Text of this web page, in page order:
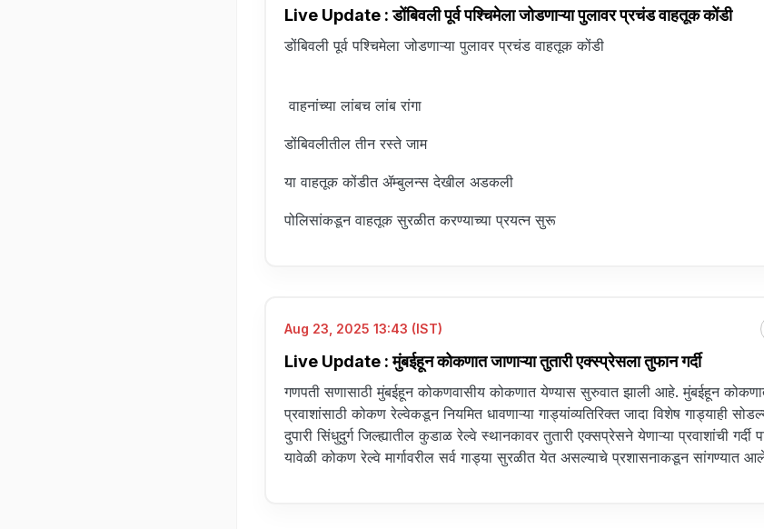
Live Update : डोंबिवली पूर्व पश्चिमेला जोडणाऱ्या पुलावर प्रचंड वाहतूक कोंडी
डोंबिवली पूर्व पश्चिमेला जोडणाऱ्या पुलावर प्रचंड वाहतूक कोंडी
वाहनांच्या लांबच लांब रांगा
डोंबिवलीतील तीन रस्ते जाम
या वाहतूक कोंडीत ॲम्बुलन्स देखील अडकली
पोलिसांकडून वाहतूक सुरळीत करण्याच्या प्रयत्न सुरू
Aug 23, 2025 13:43 (IST)
Live Update : मुंबईहून कोकणात जाणाऱ्या तुतारी एक्स्प्रेसला तुफान गर्दी
गणपती सणासाठी मुंबईहून कोकणवासीय कोकणात येण्यास सुरुवात झाली आहे. मुंबईहून
प्रवाशांसाठी कोकण रेल्वेकडून नियमित धावणाऱ्या गाड्यांव्यतिरिक्त जादा विशेष गाड्याही
दुपारी सिंधुदुर्ग जिल्ह्यातील कुडाळ रेल्वे स्थानकावर तुतारी एक्सप्रेसने येणाऱ्या प्रवाशांची गर्दी
यावेळी कोकण रेल्वे मार्गावरील सर्व गाड्या सुरळीत येत असल्याचे प्रशासनाकडून सांगण्यात